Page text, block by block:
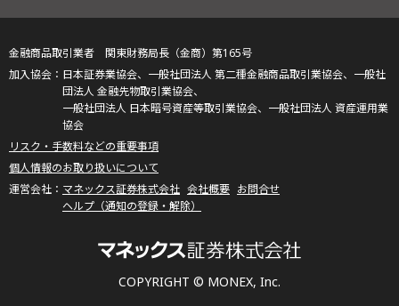
COPYRIGHT © MONEX, Inc.
金融商品取引業者 関東財務局長（金商）第165号
日本証券業協会、一般社団法人 第二種金融商品取引業協会、一般社
団法人 金融先物取引業協会、
一般社団法人 日本暗号資産等取引業協会、一般社団法人 資産運用業
協会
リスク・手数料などの重要事項
個人情報のお取り扱いについて
マネックス証券株式会社 会社概要 お問合せ
ヘルプ（通知の登録・解除）